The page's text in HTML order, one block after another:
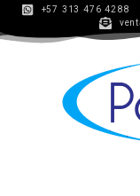
+57 313 476 4288